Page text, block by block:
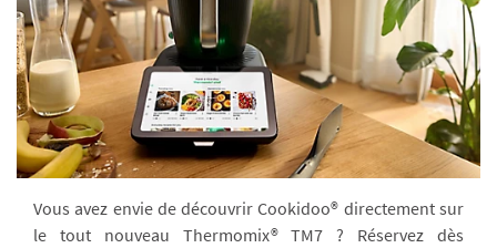
Vous avez envie de découvrir Cookidoo® directement sur
le tout nouveau Thermomix® TM7 ? Réservez dès